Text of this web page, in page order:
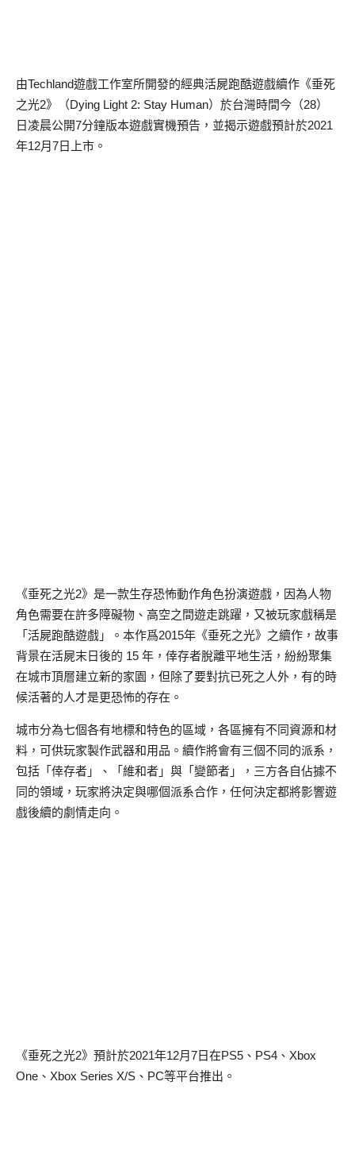
由Techland遊戲工作室所開發的經典活屍跑酷遊戲續作《垂死
之光2》（Dying Light 2: Stay Human）於台灣時間今（28）
日凌晨公開7分鐘版本遊戲實機預告，並揭示遊戲預計於2021
年12月7日上市。
《垂死之光2》是一款生存恐怖動作角色扮演遊戲，因為人物
角色需要在許多障礙物、高空之間遊走跳躍，又被玩家戲稱是
「活屍跑酷遊戲」。本作爲2015年《垂死之光》之續作，故事
背景在活屍末日後的 15 年，倖存者脫離平地生活，紛紛聚集
在城市頂層建立新的家園，但除了要對抗已死之人外，有的時
候活著的人才是更恐怖的存在。
城市分為七個各有地標和特色的區域，各區擁有不同資源和材
料，可供玩家製作武器和用品。續作將會有三個不同的派系，
包括「倖存者」、「維和者」與「變節者」，三方各自佔據不
同的領域，玩家將決定與哪個派系合作，任何決定都將影響遊
戲後續的劇情走向。
《垂死之光2》預計於2021年12月7日在PS5、PS4、Xbox
One、Xbox Series X/S、PC等平台推出。